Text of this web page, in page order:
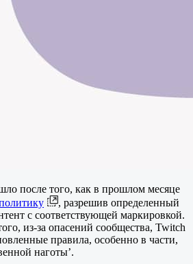
после того, как в прошлом месяце
, разрешив определенный
с соответствующей маркировкой.
из-за опасений сообщества, Twitch
правила, особенно в части,
наготы’.